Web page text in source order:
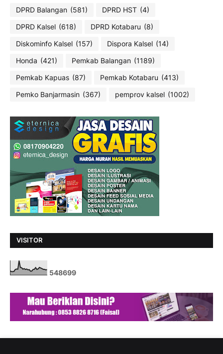
DPRD Balangan (581) DPRD HST (4)
DPRD Kalsel (618) DPRD Kotabaru (8)
Diskominfo Kalsel (157) Dispora Kalsel (14)
Honda (421) Pemkab Balangan (1189)
Pemkab Kapuas (87) Pemkab Kotabaru (413)
Pemko Banjarmasin (367) pemprov kalsel (1002)
VISITOR
548699